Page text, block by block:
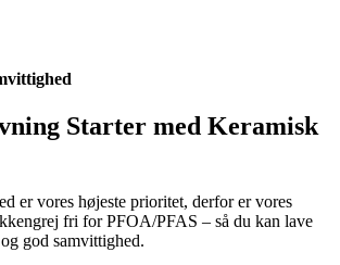
Starter med Keramisk
er vores højeste prioritet, derfor er vores
fri for PFOA/PFAS – så du kan lave
god samvittighed.